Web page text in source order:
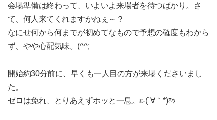
会場準備は終わって、いよいよ来場者を待つばかり。さ
て、何人来てくれますかねぇ～？
なにせ何から何までが初めてなもので予想の確度もわから
ず、やや心配気味。(^^;
開始約30分前に、早くも一人目の方が来場くださいまし
た。
ゼロは免れ、とりあえずホッと一息。ε-(´∀｀*)ﾎｯ